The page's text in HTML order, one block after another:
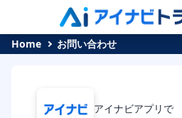
Home お問い合わせ
アイナビアプリで